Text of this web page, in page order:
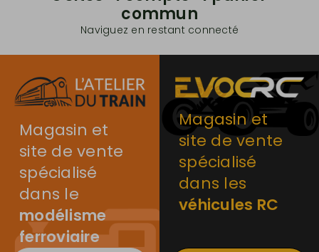
commun
Naviguez en restant connecté
Magasin et
site de vente
spécialisé
dans le
modélisme
ferroviaire
Magasin et
site de vente
spécialisé
dans les
véhicules RC